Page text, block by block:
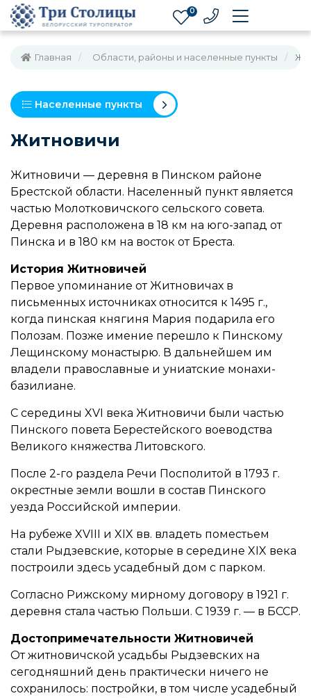
0
Главная Области, районы и населенные пункты
Населенные пункты
Житновичи
Житновичи — деревня в Пинском районе
Брестской области. Населенный пункт является
частью Молотковичского сельского совета.
Деревня расположена в 18 км на юго-запад от
Пинска и в 180 км на восток от Бреста.
История Житновичей
Первое упоминание от Житновичах в
письменных источниках относится к 1495 г.,
когда пинская княгиня Мария подарила его
Полозам. Позже имение перешло к Пинскому
Лещинскому монастырю. В дальнейшем им
владели православные и униатские монахи-
базилиане.
С середины XVI века Житновичи были частью
Пинского повета Берестейского воеводства
Великого княжества Литовского.
После 2-го раздела Речи Посполитой в 1793 г.
окрестные земли вошли в состав Пинского
уезда Российской империи.
На рубеже XVIII и XIX вв. владеть поместьем
стали Рыдзевские, которые в середине XIX века
построили здесь усадебный дом с парком.
Согласно Рижскому мирному договору в 1921 г.
деревня стала частью Польши. С 1939 г. — в БССР.
Достопримечательности Житновичей
От житновичской усадьбы Рыдзевских на
сегодняшний день практически ничего не
сохранилось: постройки, в том числе усадебный